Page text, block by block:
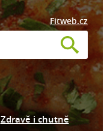
Fitweb.cz
Zdravě i chutně